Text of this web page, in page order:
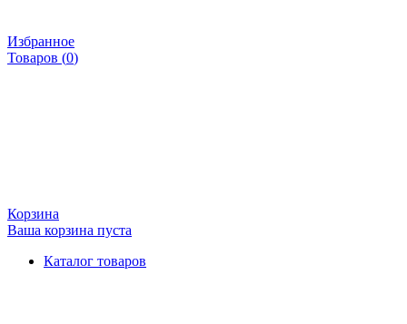
Избранное
Товаров (0)
Корзина
Ваша корзина пуста
Каталог товаров